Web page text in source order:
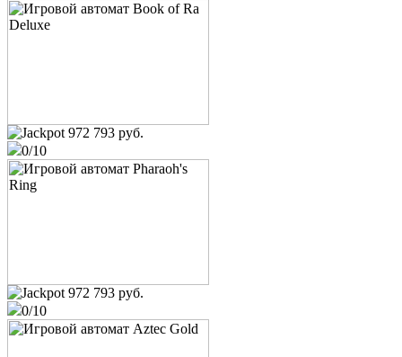
972 793 руб.
0/10
972 793 руб.
0/10
osobist
King of Cards
12 600 руб.
Book of Ra
user_1190264